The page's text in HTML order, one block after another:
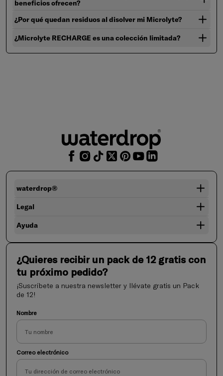
beneficios ofrecen?
¿Por qué quedan residuos al disolver mi Microlyte?
¿Microlyte RECHARGE es una colección limitada?
waterdrop®
Legal
Ayuda
¿Quieres recibir un pack de 12 gratis con
tu próximo pedido?
¡Suscríbete a nuestra newsletter y llévate gratis un Pack
de 12!
Nombre
Correo electrónico